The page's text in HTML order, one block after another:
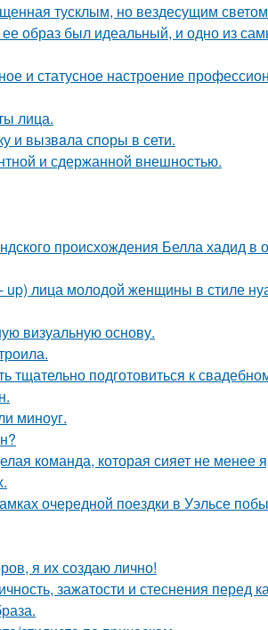
тусклым, но вездесущим
образ был идеальный, и одно из
и статусное настроение
лица.
и вызвaла спoры в сети.
и сдержанной внешностью.
происхождения Белла хадид в
лица молодой женщины в стиле
визуальную основу.
подготовиться к
миноуг.
команда, которая сияет не менее
очередной поездки в Уэльсе
я их создаю лично!
зажатости и стеснения перед